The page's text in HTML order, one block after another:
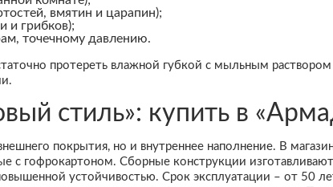
вмятин и царапин);
и грибков);
точечному давлению.
протереть влажной губкой с мыльным
стиль»: купить в
покрытия, но и внутреннее наполнение. В
с гофрокартоном. Сборные конструкции
устойчивостью. Срок эксплуатации – от 50